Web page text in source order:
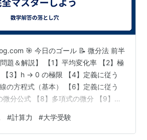
🎯 今日のゴール 📝 微分法 前半
題＆解説】 【1】平均変化率 【2】極
【3】h → 0 の極限 【4】定義に従う
の方程式（基本） 【6】定義に従う
微分公式 【8】多項式の微分 【9】展
おける接線 【12】関数外の点から引
の微分テクニック 【14】導関数の符
#計算力 #大学受験